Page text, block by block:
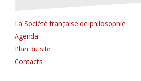
La Société française de philosophie
Agenda
Plan du site
Contacts